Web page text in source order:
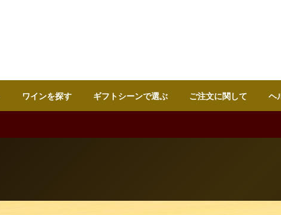
ワインを探す ギフトシーンで選ぶ ご注文に関して ヘ